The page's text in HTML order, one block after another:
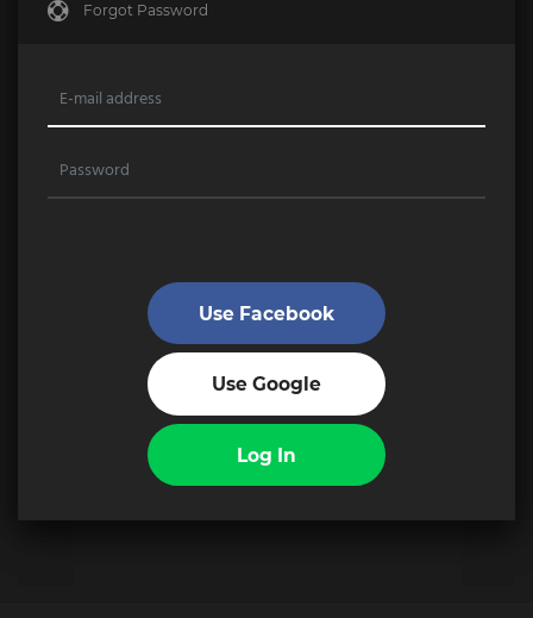
Forgot Password
Use Google
Use Facebook